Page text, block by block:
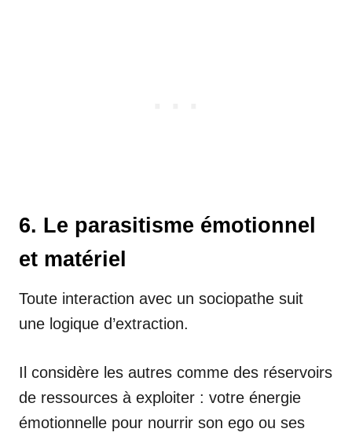
6. Le parasitisme émotionnel
et matériel
Toute interaction avec un sociopathe suit
une logique d’extraction.
Il considère les autres comme des réservoirs
de ressources à exploiter : votre énergie
émotionnelle pour nourrir son ego ou ses